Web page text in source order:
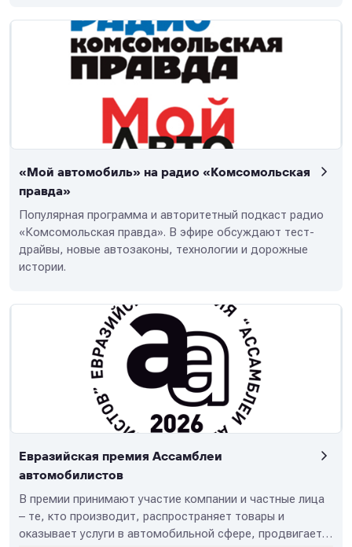
«Мой автомобиль» на радио «Комсомольская
правда»
Популярная программа и авторитетный подкаст радио
«Комсомольская правда». В эфире обсуждают тест-
драйвы, новые автозаконы, технологии и дорожные
истории.
Евразийская премия Ассамблеи
автомобилистов
В премии принимают участие компании и частные лица
– те, кто производит, распространяет товары и
оказывает услуги в автомобильной сфере, продвигает